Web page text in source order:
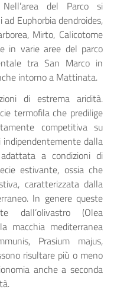
Nell’area del Parco si
Euphorbia dendroides,
Mirto, Calicotome
in varie aree del parco
tra San Marco in
intorno a Mattinata.
di estrema aridità.
termofila che predilige
competitiva su
dalla
a condizioni di
estivante, ossia che
caratterizzata dalla
In genere queste
dall’olivastro (Olea
macchia mediterranea
Prasium majus,
risultare più o meno
anche a seconda